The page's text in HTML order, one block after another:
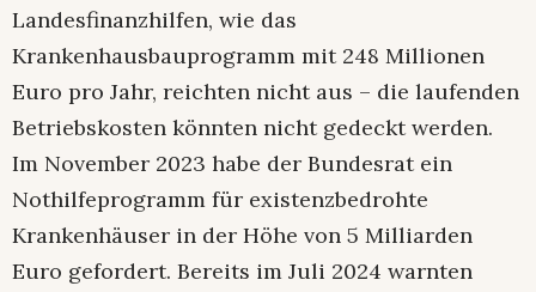
Landesfinanzhilfen, wie das
Krankenhausbauprogramm mit 248 Millionen
Euro pro Jahr, reichten nicht aus – die laufenden
Betriebskosten könnten nicht gedeckt werden.
Im November 2023 habe der Bundesrat ein
Nothilfeprogramm für existenzbedrohte
Krankenhäuser in der Höhe von 5 Milliarden
Euro gefordert. Bereits im Juli 2024 warnten